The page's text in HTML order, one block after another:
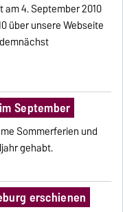
4. September 2010
über unsere Webseite
September
Sommerferien und
gehabt.
erschienen